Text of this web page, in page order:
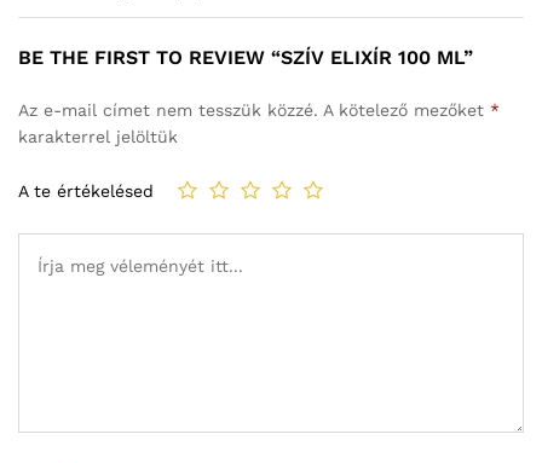
BE THE FIRST TO REVIEW “SZÍV ELIXÍR 100 ML”
Az e-mail címet nem tesszük közzé. A kötelező mezőket *
karakterrel jelöltük
A te értékelésed